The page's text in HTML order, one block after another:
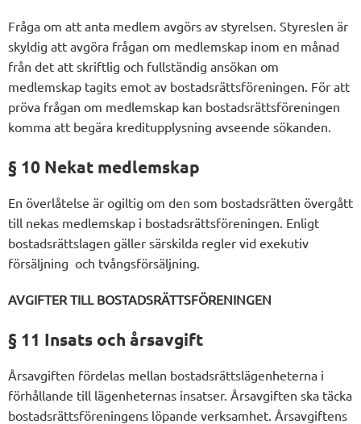
Fråga om att anta medlem avgörs av styrelsen. Styreslen är
skyldig att avgöra frågan om medlemskap inom en månad
från det att skriftlig och fullständig ansökan om
medlemskap tagits emot av bostadsrättsföreningen. För att
pröva frågan om medlemskap kan bostadsrättsföreningen
komma att begära kreditupplysning avseende sökanden.
§ 10 Nekat medlemskap
En överlåtelse är ogiltig om den som bostadsrätten övergått
till nekas medlemskap i bostadsrättsföreningen. Enligt
bostadsrättslagen gäller särskilda regler vid exekutiv
försäljning och tvångsförsäljning.
AVGIFTER TILL BOSTADSRÄTTSFÖRENINGEN
§ 11 Insats och årsavgift
Årsavgiften fördelas mellan bostadsrättslägenheterna i
förhållande till lägenheternas insatser. Årsavgiften ska täcka
bostadsrättsföreningens löpande verksamhet. Årsavgiftens